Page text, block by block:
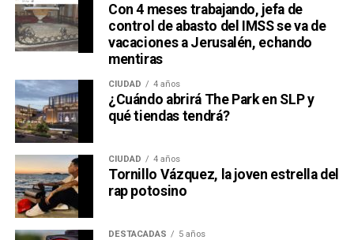
Con 4 meses trabajando, jefa de
control de abasto del IMSS se va de
vacaciones a Jerusalén, echando
mentiras
CIUDAD 4 años
¿Cuándo abrirá The Park en SLP y
qué tiendas tendrá?
CIUDAD 4 años
Tornillo Vázquez, la joven estrella del
rap potosino
DESTACADAS 5 años